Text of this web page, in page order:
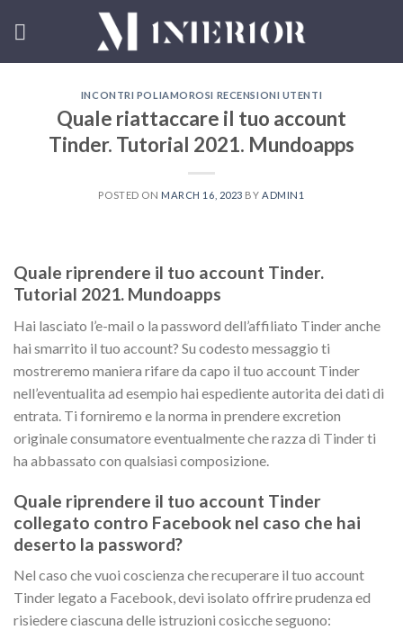
INCONTRI POLIAMOROSI RECENSIONI UTENTI
Quale riattaccare il tuo account
Tinder. Tutorial 2021. Mundoapps
POSTED ON MARCH 16, 2023 BY ADMIN1
Quale riprendere il tuo account Tinder.
Tutorial 2021. Mundoapps
Hai lasciato l’e-mail o la password dell’affiliato Tinder anche
hai smarrito il tuo account? Su codesto messaggio ti
mostreremo maniera rifare da capo il tuo account Tinder
nell’eventualita ad esempio hai espediente autorita dei dati di
entrata. Ti forniremo e la norma in prendere excretion
originale consumatore eventualmente che razza di Tinder ti
ha abbassato con qualsiasi composizione.
Quale riprendere il tuo account Tinder
collegato contro Facebook nel caso che hai
deserto la password?
Nel caso che vuoi coscienza che recuperare il tuo account
Tinder legato a Facebook, devi isolato offrire prudenza ed
risiedere ciascuna delle istruzioni cosicche seguono: